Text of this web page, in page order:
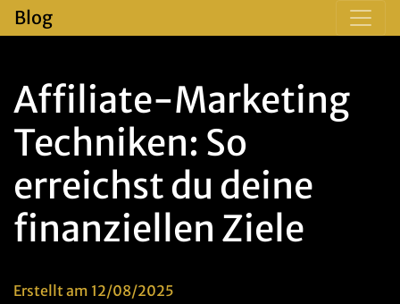
Blog
Affiliate-Marketing
Techniken: So
erreichst du deine
finanziellen Ziele
Erstellt am 12/08/2025